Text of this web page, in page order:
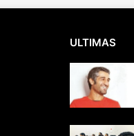
ULTIMAS